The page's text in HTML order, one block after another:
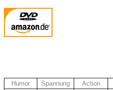
Humor Spannung Action